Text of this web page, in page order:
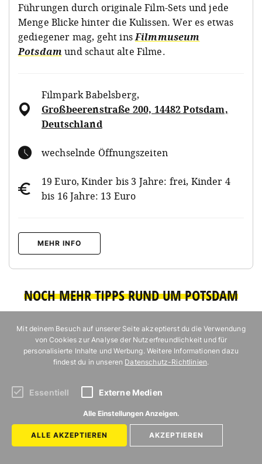
Führungen durch originale Film-Sets und jede
Menge Blicke hinter die Kulissen. Wer es etwas
gediegener mag, geht insFilmmuseum
Potsdam und schaut alte Filme.
Filmpark Babelsberg,
Großbeerenstraße 200, 14482 Potsdam,
Deutschland
wechselnde Öffnungszeiten
19 Euro, Kinder bis 3 Jahre: frei, Kinder 4
bis 16 Jahre: 13 Euro
MEHR INFO
NOCH MEHR TIPPS RUND UM POTSDAM
Mit deinem Besuch auf unserer Seite akzeptierst du die Verwendung
von Cookies zur Analyse der Nutzerfreundlichkeit und für
personalisierte Inhalte und Werbung. Weitere Informationen dazu
findest du in unseren Datenschutz-Richtlinien.
Essentiell Externe Medien
Alle Einstellungen Anzeigen.
ALLE AKZEPTIEREN AKZEPTIEREN